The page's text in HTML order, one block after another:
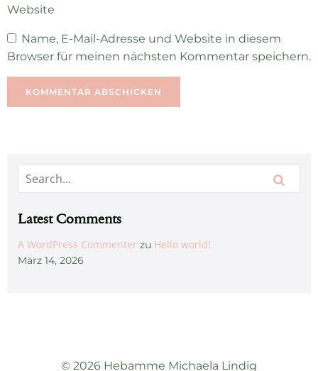
Website
Name, E-Mail-Adresse und Website in diesem
Browser für meinen nächsten Kommentar speichern.
Latest Comments
A WordPress Commenter zu Hello world!
März 14, 2026
© 2026 Hebamme Michaela Lindig